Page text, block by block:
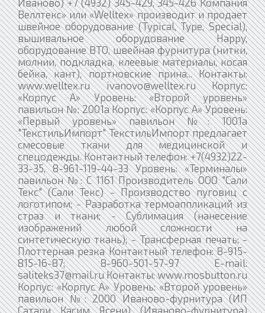
Веллтекс» или «Welltex» производит и продает
швейное оборудование (Typical, Type, Special),
вышивальное оборудование Happy,
оборудование ВТО, швейная фурнитура (нитки,
молнии, подкладка, клеевые материалы, косая
бейка, кант), портновские прина... Контакты:
www.welltex.ru ivanovo@welltex.ru Корпус:
«Корпус А» Уровень: «Второй уровень»
павильон №: 2001а Корпус: «Корпус А» Уровень:
«Первый уровень» павильон №: 1001а
"ТекстильИмпорт" ТекстильИмпорт предлагает
смесовые ткани для медицинской и
спецодежды. Контактный телефон: +7(4932)22-
33-35, 8-961-119-44-33 Уровень: «Терминалы»
павильон №: С 1161 Производитель ООО "Сали
Текс" (Сали Текс) - Производство пуговиц с
логотипом; - Разработка термоаппликаций из
страз и ткани; - Сублимация (нанесение
изображений любой сложности на
синтетическую ткань); - Трансферная печать; -
Плоттерная резка Контактный телефон: 8-915-
815-16-87; 8-960-501-57-97 E-mail:
saliteks37@mail.ru Контакты: www.mosbutton.ru
Корпус: «Корпус А» Уровень: «Второй уровень»
павильон №: 2000 Иваново-фурнитура (ИП
Сатари Касим Ясени) (Иваново-фурнитура)